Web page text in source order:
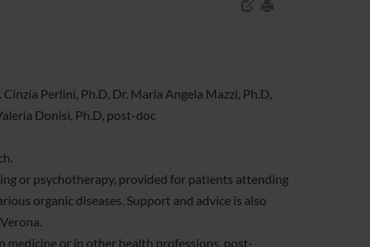
Perlini, Ph.D, Dr. Maria Angela Mazzi, Ph.D,
Donisi, Ph.D, post-doc
or psychotherapy, provided for patients attending
organic diseases. Support and advice is also
or in other health professions, post-